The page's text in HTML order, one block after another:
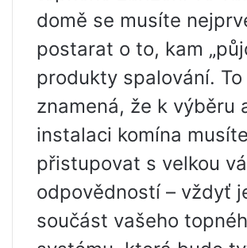
domě se musíte
postarat o to, kam
produkty spalování. To
znamená, že k výběru
instalaci komína musíte
přistupovat s velkou
odpovědností – vždyť
součást vašeho